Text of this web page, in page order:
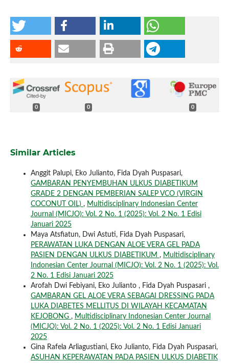
0 0 0
Similar Articles
Anggit Palupi, Eko Julianto, Fida Dyah Puspasari,
GAMBARAN PENYEMBUHAN ULKUS DIABETIKUM
GRADE 2 DENGAN PEMBERIAN SALEP VCO (VIRGIN
COCONUT OIL) , Multidisciplinary Indonesian Center
Journal (MICJO): Vol. 2 No. 1 (2025): Vol. 2 No. 1 Edisi
Januari 2025
Maya Atsfiatun, Dwi Astuti, Fida Dyah Puspasari,
PERAWATAN LUKA DENGAN ALOE VERA GEL PADA
PASIEN DENGAN ULKUS DIABETIKUM , Multidisciplinary
Indonesian Center Journal (MICJO): Vol. 2 No. 1 (2025): Vol.
2 No. 1 Edisi Januari 2025
Arofah Dwi Febiyani, Eko Julianto , Fida Dyah Puspasari ,
GAMBARAN GEL ALOE VERA SEBAGAI DRESSING PADA
LUKA DIABETES MELLITUS DI WILAYAH KECAMATAN
KEJOBONG , Multidisciplinary Indonesian Center Journal
(MICJO): Vol. 2 No. 1 (2025): Vol. 2 No. 1 Edisi Januari
2025
Gina Rafela Arliagustiani, Eko Julianto, Fida Dyah Puspasari,
ASUHAN KEPERAWATAN PADA PASIEN ULKUS DIABETIK